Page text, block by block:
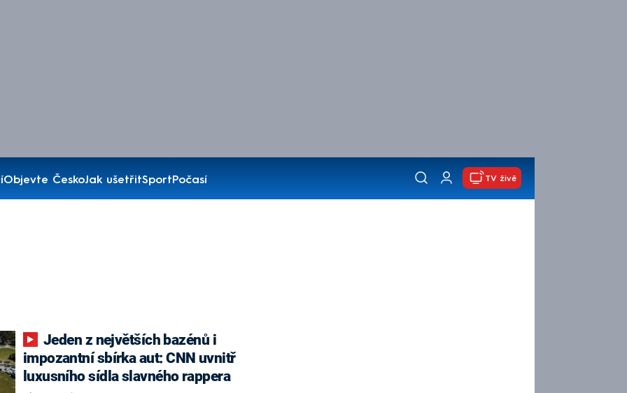
Objevte ČeskoJak ušetřitSportPočasí TV živě
impozantní sbírka aut: CNN uvnitř
luxusního sídla slavného rappera